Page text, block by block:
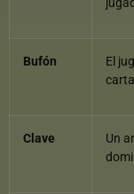
Bufón
El
Clave
Un